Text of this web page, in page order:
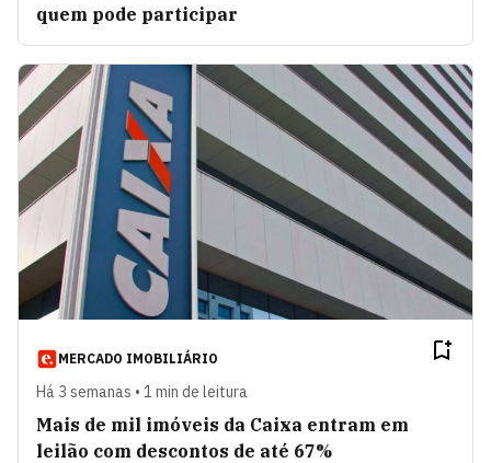
quem pode participar
MERCADO IMOBILIÁRIO
Há 3 semanas • 1 min de leitura
Mais de mil imóveis da Caixa entram em
leilão com descontos de até 67%